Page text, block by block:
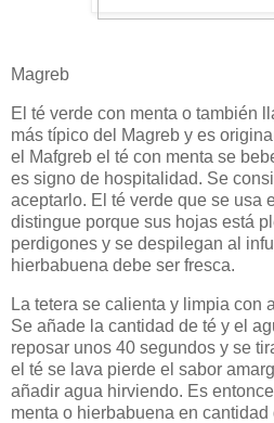
Magreb
El té verde con menta o también
más típico del Magreb y es
el Mafgreb el té con menta se
es signo de hospitalidad. Se
aceptarlo. El té verde que se usa
distingue porque sus hojas está
perdigones y se despilegan al
hierbabuena debe ser fresca.
La tetera se calienta y limpia con
Se añade la cantidad de té y el
reposar unos 40 segundos y se
el té se lava pierde el sabor
añadir agua hirviendo. Es
menta o hierbabuena en